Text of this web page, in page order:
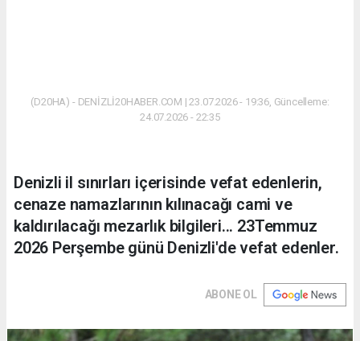
(D20HA) - DENİZLİ20HABER.COM | 23.07.2026 - 19:36, Güncelleme:
24.07.2026 - 22:35
Denizli il sınırları içerisinde vefat edenlerin,
cenaze namazlarının kılınacağı cami ve
kaldırılacağı mezarlık bilgileri... 23Temmuz
2026 Perşembe günü Denizli'de vefat edenler.
ABONE OL